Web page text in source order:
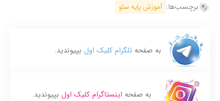
برچسب‌ها: آموزش پایه سئو
به صفحه تلگرام کلیک اول بپیوندید.
به صفحه اینستاگرام کلیک اول بپیوندید.